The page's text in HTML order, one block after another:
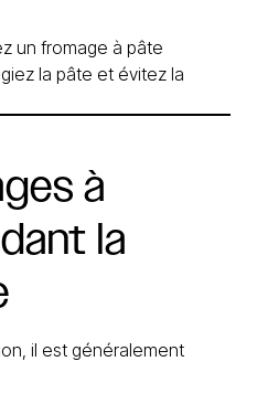
un fromage à pâte
la pâte et évitez la
à
la
il est généralement